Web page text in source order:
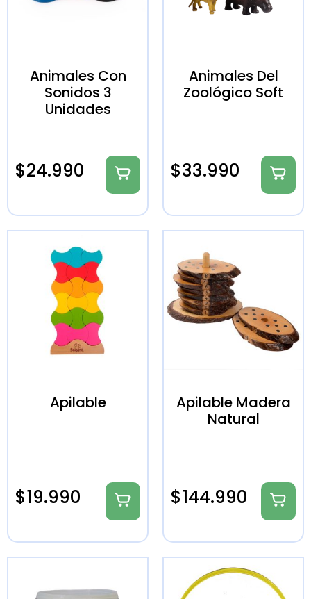
Animales Con
Sonidos 3
Unidades
$24.990
Animales Del
Zoológico Soft
$33.990
Apilable
$19.990
Apilable Madera
Natural
$144.990